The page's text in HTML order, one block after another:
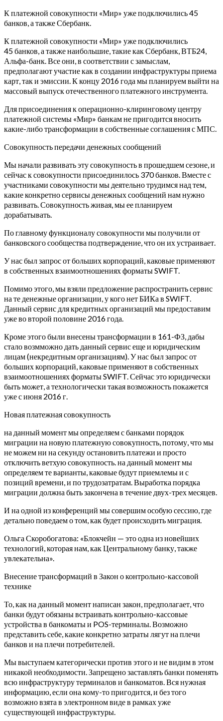
К платежной совокупности «Мир» уже подключились 45
банков, а также Сбербанк.
К платежной совокупности «Мир» уже подключились
45 банков, а также наибольшие, такие как Сбербанк, ВТБ24,
Альфа-банк. Все они, в соответствии с замыслам,
предполагают участие как в создании инфраструктуры приема
карт, так и эмиссии.К концу 2016 года мы планируем выйти на
массовый выпуск отечественного платежного инструмента.
Для присоединения к операционно-клиринговому центру
платежной системы «Мир» банкам не пригодится вносить
какие-либо трансформации в собственные соглашения с МПС.
Совокупность передачи денежных сообщений
Мы начали развивать эту совокупность в прошедшем сезоне, и
сейчас к совокупности присоединилось 370 банков. Вместе с
участниками совокупности мы деятельно трудимся над тем,
какие конкретно сервисы денежных сообщений нам нужно
развивать. Совокупность живая, мы ее планируем
дорабатывать.
По главному функционалу совокупности мы получили от
банковского сообщества подтверждение, что он их устраивает.
У нас был запрос от больших корпораций, каковые применяют
в собственных взаимоотношениях форматы SWIFT.
Помимо этого, мы взяли предложение распространить сервис
на те денежные организации, у кого нет БИКа в SWIFT.
Данный сервис для кредитных организаций мы предоставим
уже во второй половине 2016 года.
Кроме этого были внесены трансформации в 161-ФЗ, дабы
стало возмможно дать данный сервис еще и юридическим
лицам (некредитным организациям). У нас был запрос от
больших корпораций, каковые применяют в собственных
взаимоотношениях форматы SWIFT. Сейчас это юридически
быть может, а технологически такая возможность покажется
уже с июня 2016 г.
Новая платежная совокупность
на данный момент мы определяем с банками порядок
миграции на новую платежную совокупность, потому, что мы
не можем ни на секунду остановить платежи и просто
отключить ветхую совокупность. на данный момент мы
определяем те варианты, каковые будут приемлемы и с
позиций времени, и по трудозатратам. Выработка порядка
миграции должна быть закончена в течение двух-трех месяцев.
И на одной из конференций мы совершим особую сессию, где
детально поведаем о том, как будет происходить миграция.
Ольга Скоробогатова: «Блокчейн — это одна из новейших
технологий, которая нам, как Центральному банку, также
увлекательна».
Внесение трансформаций в Закон о контрольно-кассовой
технике
То, как на данный момент написан закон, предполагает, что
банки будут обязаны встраивать контрольно-кассовые
устройства в банкоматы и POS-терминалы. Возможно
представить себе, какие конкретно затраты лягут на плечи
банков и на плечи потребителей.
Мы выступаем категорически против этого и не видим в этом
никакой необходимости. Запрещено заставлять банки поменять
всю инфраструктуру терминалов и банкоматов. Вся нужная
информацию, если она кому-то пригодится, и без того
возможно взята в электронном виде в рамках уже
существующей инфраструктуры.